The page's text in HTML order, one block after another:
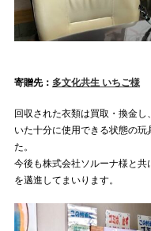
寄贈先： 多文化共生 いちご様
回収された衣類は買取・換金
いた十分に使用できる状態の
た。
今後も株式会社ソルーナ様と
を邁進してまいります。